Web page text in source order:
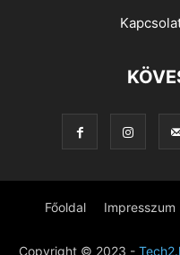
Főoldal Impresszum
Copyright © 2023 -